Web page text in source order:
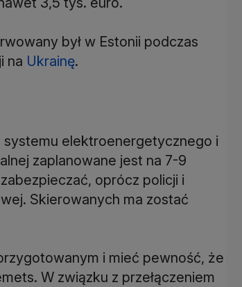
był w Estonii podczas
na Ukrainę.
systemu elektroenergetycznego i
zaplanowane jest na 7-9
oprócz policji i
Skierowanych ma zostać
i mieć pewność, że
W związku z przełączeniem